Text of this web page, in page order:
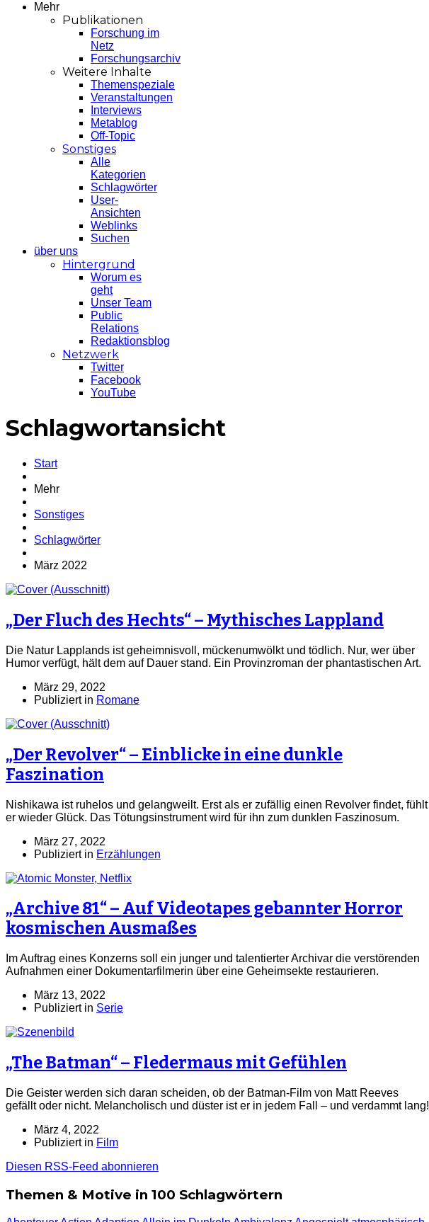
Mehr
Publikationen
Forschung im
Netz
Forschungsarchiv
Weitere Inhalte
Themenspeziale
Veranstaltungen
Interviews
Metablog
Off-Topic
Sonstiges
Alle
Kategorien
Schlagwörter
User-
Ansichten
Weblinks
Suchen
über uns
Hintergrund
Worum es
geht
Unser Team
Public
Relations
Redaktionsblog
Netzwerk
Twitter
Facebook
YouTube
Schlagwortansicht
Start
Mehr
Sonstiges
Schlagwörter
März 2022
„Der Fluch des Hechts“ – Mythisches Lappland
Die Natur Lapplands ist geheimnisvoll, mückenumwölkt und tödlich. Nur, wer über
Humor verfügt, hält dem auf Dauer stand. Ein Provinzroman der phantastischen Art.
März 29, 2022
Publiziert in Romane
„Der Revolver“ – Einblicke in eine dunkle
Faszination
Nishikawa ist ruhelos und gelangweilt. Erst als er zufällig einen Revolver findet, fühlt
er wieder Glück. Das Tötungsinstrument wird für ihn zum dunklen Faszinosum.
März 27, 2022
Publiziert in Erzählungen
„Archive 81“ – Auf Videotapes gebannter Horror
kosmischen Ausmaßes
Im Auftrag eines Konzerns soll ein junger und talentierter Archivar die verstörenden
Aufnahmen einer Dokumentarfilmerin über eine Geheimsekte restaurieren.
März 13, 2022
Publiziert in Serie
„The Batman“ – Fledermaus mit Gefühlen
Die Geister werden sich daran scheiden, ob der Batman-Film von Matt Reeves
gefällt oder nicht. Melancholisch und düster ist er in jedem Fall – und verdammt lang!
März 4, 2022
Publiziert in Film
Diesen RSS-Feed abonnieren
Themen & Motive in 100 Schlagwörtern